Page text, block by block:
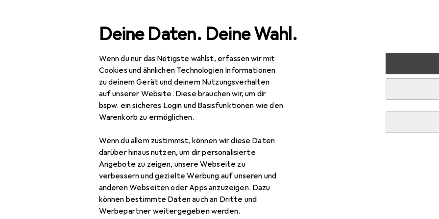
Deine Daten. Deine Wahl.
Wenn du nur das Nötigste wählst, erfassen wir mit
Cookies und ähnlichen Technologien Informationen
zu deinem Gerät und deinem Nutzungsverhalten
auf unserer Website. Diese brauchen wir, um dir
bspw. ein sicheres Login und Basisfunktionen wie den
Warenkorb zu ermöglichen.
Wenn du allem zustimmst, können wir diese Daten
darüber hinaus nutzen, um dir personalisierte
Angebote zu zeigen, unsere Webseite zu
verbessern und gezielte Werbung auf unseren und
anderen Webseiten oder Apps anzuzeigen. Dazu
können bestimmte Daten auch an Dritte und
Werbepartner weitergegeben werden.
Navigation nach Kategorien Gesamtsortiment Sport Outdoor Meindl